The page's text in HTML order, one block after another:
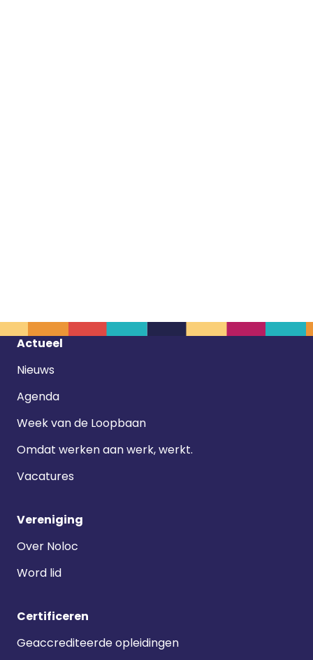
Footer
Actueel
Nieuws
Agenda
Week van de Loopbaan
Omdat werken aan werk, werkt.
Vacatures
Vereniging
Over Noloc
Word lid
Certificeren
Geaccrediteerde opleidingen